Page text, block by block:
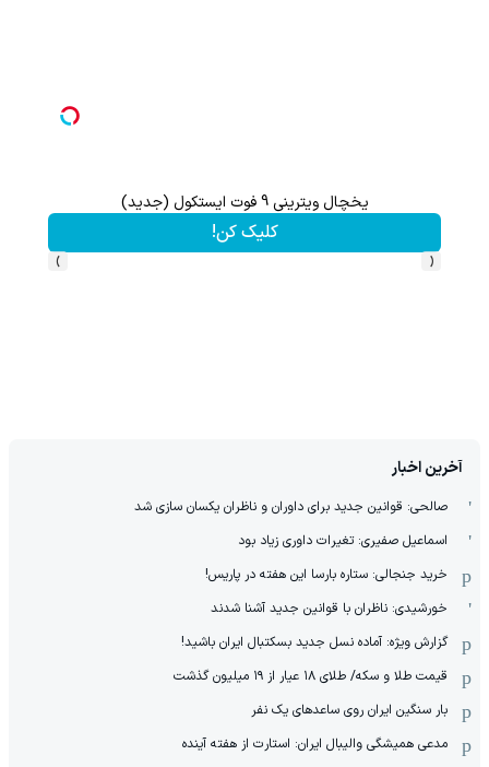
یخچال ویترینی 9 فوت ایستکول (جدید)
کلیک کن!
‹
›
آخرین اخبار
صالحی: قوانین جدید برای داوران و ناظران یکسان سازی شد
اسماعیل صفیری: تغیرات داوری زیاد بود
خرید جنجالی: ستاره بارسا این هفته در پاریس!
خورشیدی: ناظران با قوانین جدید آشنا شدند
گزارش ویژه‌: آماده نسل جدید بسکتبال ایران باشید!
قیمت طلا و سکه/ طلای ۱۸ عیار از ۱۹ میلیون گذشت
بار سنگین ایران روی ساعدهای یک نفر
مدعی همیشگی والیبال ایران: استارت از هفته آینده